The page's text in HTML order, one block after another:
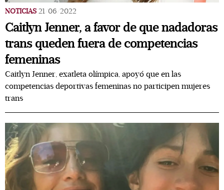
NOTICIAS 21/06/2022
Caitlyn Jenner, a favor de que nadadoras
trans queden fuera de competencias
femeninas
Caitlyn Jenner, exatleta olímpica, apoyó que en las
competencias deportivas femeninas no participen mujeres
trans